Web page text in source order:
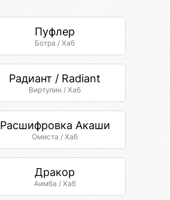
Пуфлер
Ботра / Хаб
Радиант / Radiant
Виртулин / Хаб
Расшифровка Акаши
Омиста / Хаб
Дракор
Аимба / Хаб